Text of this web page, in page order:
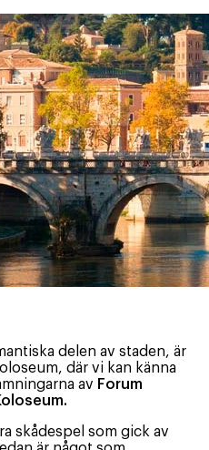
delen av staden, är
där vi kan känna
av Forum
skådespel som gick av